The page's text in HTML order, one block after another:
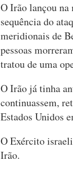
O Irão lançou
sequência do
meridionais de
pessoas
tratou de uma
O Irão já tinha
continuassem,
Estados Unidos
O Exército
Irão.